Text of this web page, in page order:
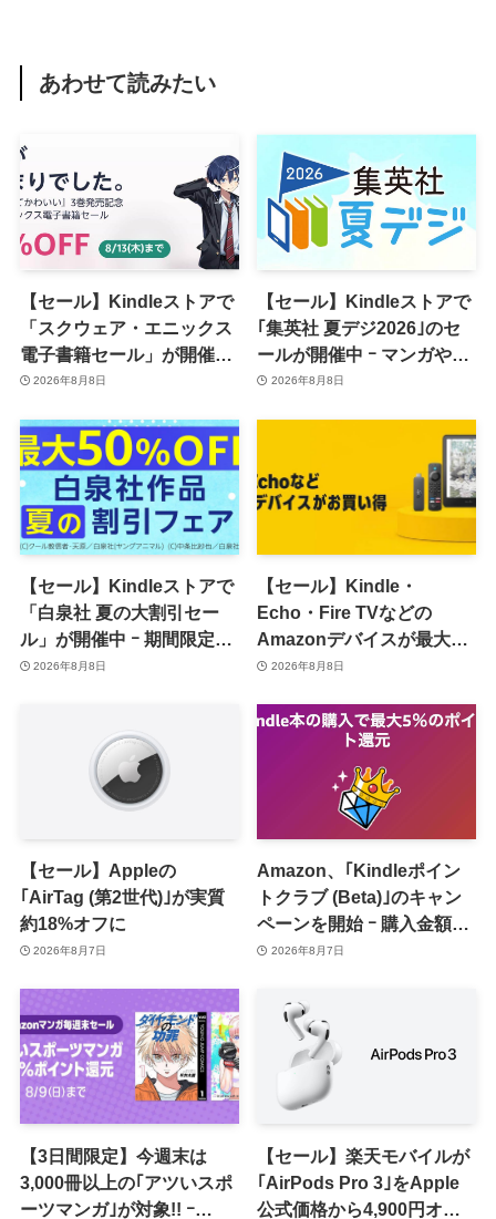
あわせて読みたい
【セール】Kindleストアで
「スクウェア・エニックス
電子書籍セール」が開催中
ｰ コミックやゲーム関連書
2026年8月8日
【セール】Kindleストアで
｢集英社 夏デジ2026｣のセ
ールが開催中 ｰ マンガや写
真集など1,000冊以上が
2026年8月8日
【セール】Kindleストアで
「白泉社 夏の大割引セー
ル」が開催中 ｰ 期間限定
70％オフや全巻50％オフな
2026年8月8日
【セール】Kindle・
Echo・Fire TVなどの
Amazonデバイスが最大
31%オフに
2026年8月8日
【セール】Appleの
｢AirTag (第2世代)｣が実質
約18%オフに
2026年8月7日
Amazon、｢Kindleポイン
トクラブ (Beta)｣のキャン
ペーンを開始 ｰ 購入金額に
応じて来月のポイント還元
2026年8月7日
【3日間限定】今週末は
3,000冊以上の｢アツいスポ
ーツマンガ｣が対象!! ｰ
【セール】楽天モバイルが
｢AirPods Pro 3｣をApple
公式価格から4,900円オフ